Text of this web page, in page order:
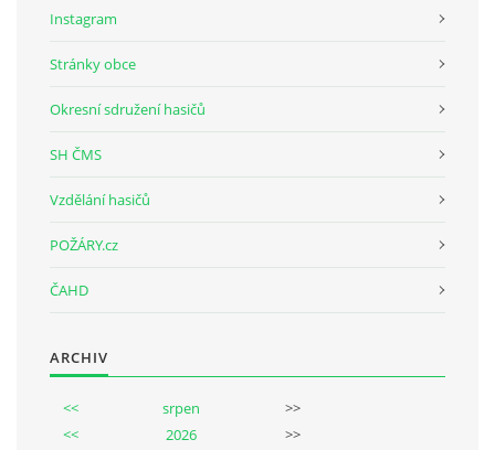
Instagram
Stránky obce
Okresní sdružení hasičů
SH ČMS
Vzdělání hasičů
POŽÁRY.cz
ČAHD
ARCHIV
<< srpen
>>
<<
2026
>>